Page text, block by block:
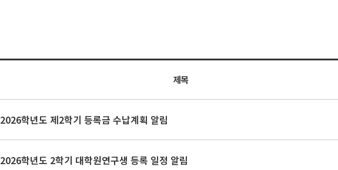
제목
2026학년도 제2학기 등록금 수납계획 알림
2026학년도 2학기 대학원연구생 등록 일정 알림